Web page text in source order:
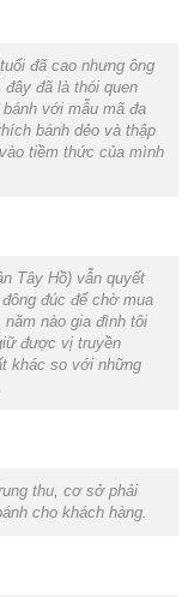
đã cao nhưng ông
đã là thói quen
với mẫu mã đa
bánh dẻo và thập
tiềm thức của mình
Tây Hồ) vẫn quyết
đúc để chờ mua
nào gia đình tôi
được vị truyền
khác so với những
thu, cơ sở phải
cho khách hàng.